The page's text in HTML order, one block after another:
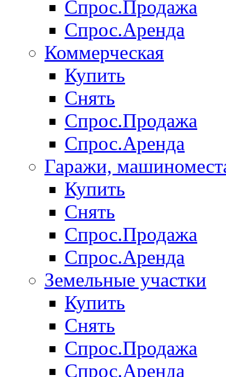
Спрос.Продажа
Спрос.Аренда
Коммерческая
Купить
Снять
Спрос.Продажа
Спрос.Аренда
Гаражи,
Купить
Снять
Спрос.Продажа
Спрос.Аренда
Земельные участки
Купить
Снять
Спрос.Продажа
Спрос.Аренда